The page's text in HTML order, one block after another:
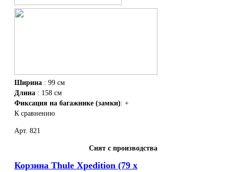
Ширина : 99 см
Длина : 158 см
Фиксация на багажнике (замки): +
К сравнению
Арт. 821
Снят с производства
Корзина Thule Xpedition (79 x